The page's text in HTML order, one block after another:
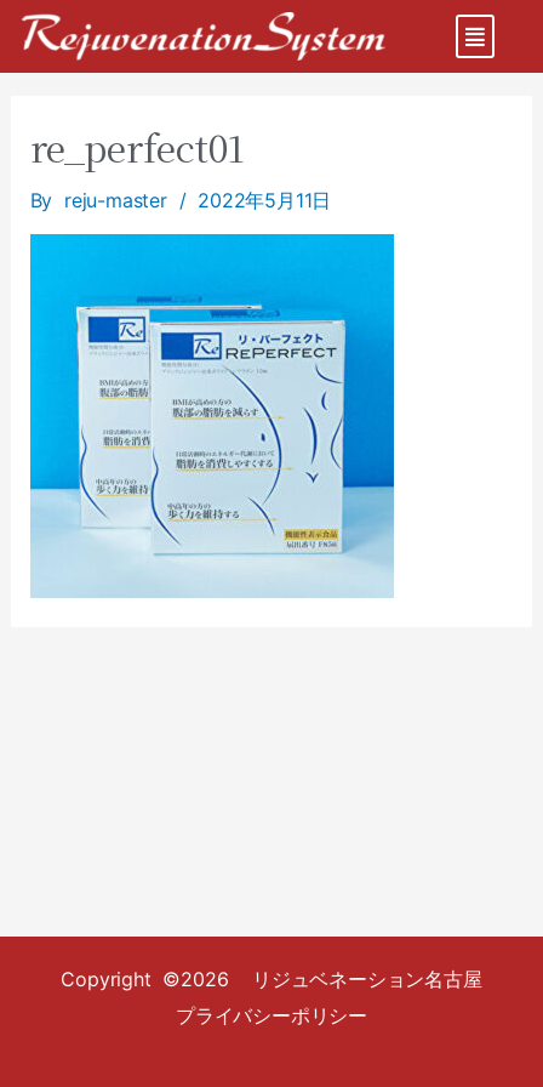
re_perfect01
By reju-master / 2022年5月11日
Copyright ©2026 リジュベネーション名古屋
プライバシーポリシー